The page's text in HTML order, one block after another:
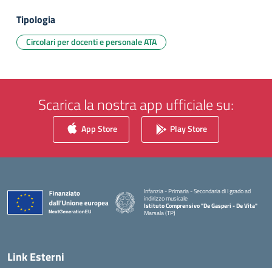
Tipologia
Circolari per docenti e personale ATA
Scarica la nostra app ufficiale su:
App Store Play Store
Infanzia - Primaria - Secondaria di I grado ad
indirizzo musicale
Istituto Comprensivo "De Gasperi - De Vita"
Marsala (TP)
Link Esterni